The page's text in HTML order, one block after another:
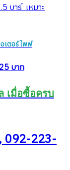
บาร์ เหมาะ
อเตอร์ไพพ์
บาท
เมื่อซื้อครบ
223-